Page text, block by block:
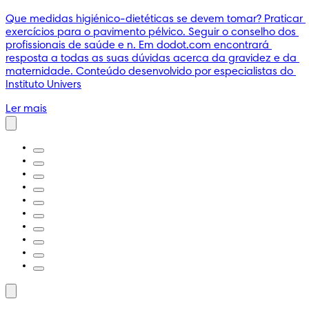
Que medidas higiénico-dietéticas se devem tomar? Praticar
exercícios para o pavimento pélvico. Seguir o conselho dos
profissionais de saúde e n. Em dodot.com encontrará
resposta a todas as suas dúvidas acerca da gravidez e da
maternidade. Conteúdo desenvolvido por especialistas do
Instituto Univers
Ler mais